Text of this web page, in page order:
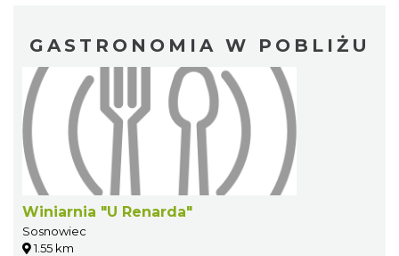
GASTRONOMIA W POBLIŻU
Winiarnia "U Renarda"
Sosnowiec
1.55 km